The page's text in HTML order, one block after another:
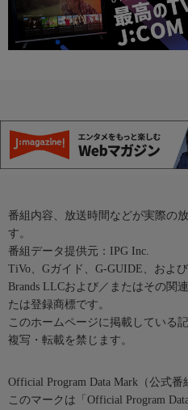
番組内容、放送時間などが実際の
す。
番組データ提供元：IPG Inc.
TiVo、Gガイド、G-GUIDE、およ
Brands LLCおよび／またはその関
たは登録商標です。
このホームページに掲載している
複写・転載を禁じます。
Official Program Data Mark（公式番
このマークは「Official Program